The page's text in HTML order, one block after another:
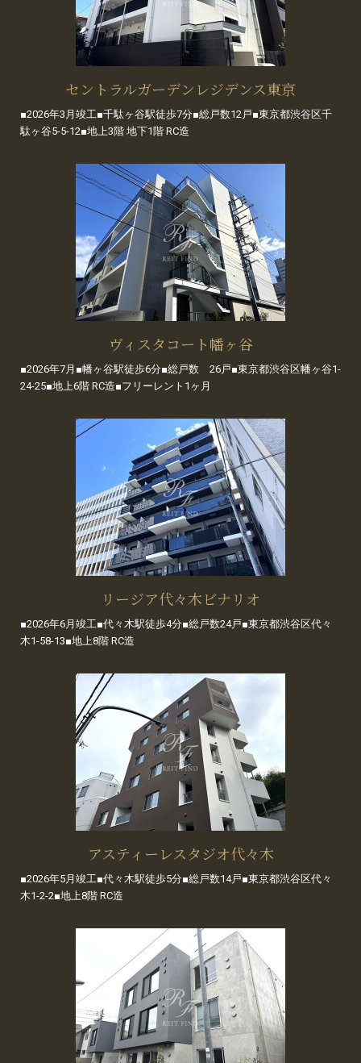
セントラルガーデンレジデンス東京
■2026年3月竣工■千駄ヶ谷駅徒歩7分■総戸数12戸■東京都渋谷区千
駄ヶ谷5-5-12■地上3階 地下1階 RC造
ヴィスタコート幡ヶ谷
■2026年7月■幡ヶ谷駅徒歩6分■総戸数 26戸■東京都渋谷区幡ヶ谷1-
24-25■地上6階 RC造■フリーレント1ヶ月
リージア代々木ビナリオ
■2026年6月竣工■代々木駅徒歩4分■総戸数24戸■東京都渋谷区代々
木1-58-13■地上8階 RC造
アスティーレスタジオ代々木
■2026年5月竣工■代々木駅徒歩5分■総戸数14戸■東京都渋谷区代々
木1-2-2■地上8階 RC造